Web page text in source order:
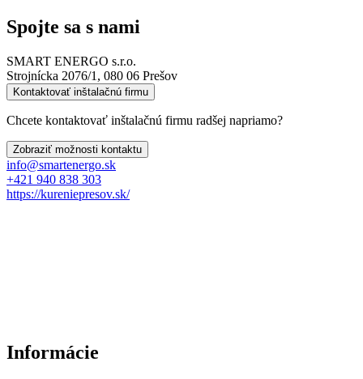
Spojte sa s nami
SMART ENERGO s.r.o.
Strojnícka 2076/1, 080 06 Prešov
Kontaktovať inštalačnú firmu
Chcete kontaktovať inštalačnú firmu radšej napriamo?
Zobraziť možnosti kontaktu
info@smartenergo.sk
+421 940 838 303
https://kureniepresov.sk/
Informácie